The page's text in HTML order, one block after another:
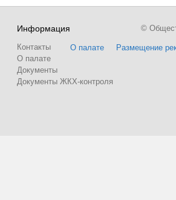
Информация
Контакты
О палате
Документы
Документы ЖКХ-контроля
О палате Размещение
©